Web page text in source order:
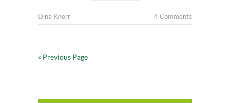
Dina Knorr 4 Comments
« Previous Page